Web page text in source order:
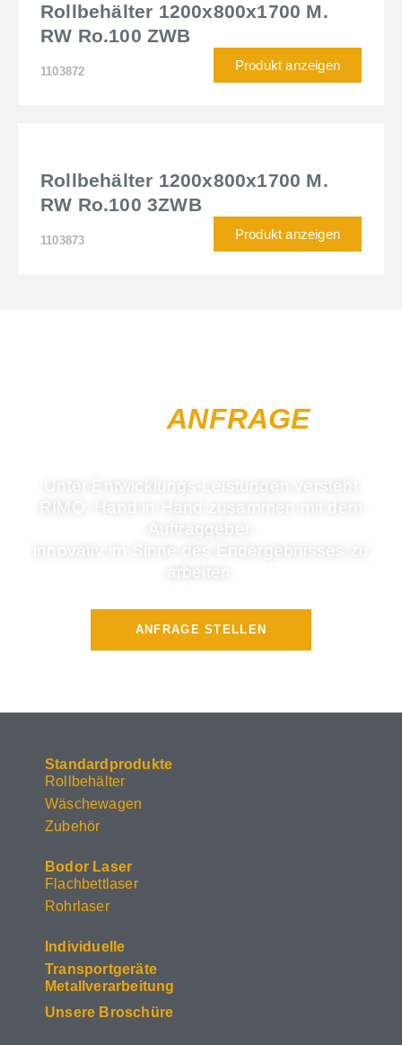
Rollbehälter 1200x800x1700 M.
RW Ro.100 ZWB
1103872 Produkt anzeigen
Rollbehälter 1200x800x1700 M.
RW Ro.100 3ZWB
1103873 Produkt anzeigen
EINEANFRAGE
Unter Entwicklungs-Leistungen versteht
Auftraggeber,
ANFRAGE STELLEN
Standardprodukte
Rollbehälter
Wäschewagen
Zubehör
Bodor Laser
Flachbettlaser
Rohrlaser
Individuelle
Transportgeräte
Metallverarbeitung
Unsere Broschüre